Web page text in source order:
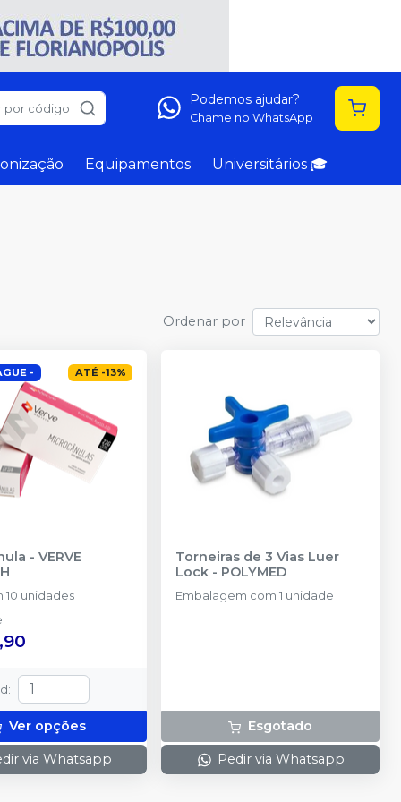
por código
Podemos ajudar?
Chame no WhatsApp
Equipamentos Universitários 🎓
Ordenar por
- ATÉ -13%
- VERVE
10 unidades
:
:
Ver opções
via Whatsapp
Torneiras de 3 Vias Luer
Lock - POLYMED
Embalagem com 1 unidade
Esgotado
Pedir via Whatsapp